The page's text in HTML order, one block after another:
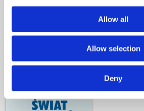
Allow all
Allow selection
Deny